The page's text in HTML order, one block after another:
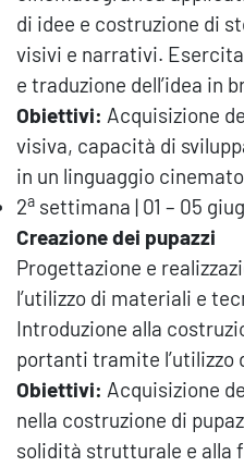
di idee e costruzione di
visivi e narrativi.
e traduzione dell’idea in
Obiettivi: Acquisizione
visiva, capacità di
in un linguaggio
2a settimana | 01 – 05
Creazione dei pupazzi
Progettazione e
l’utilizzo di materiali e
Introduzione alla
portanti tramite
Obiettivi: Acquisizione
nella costruzione di
solidità strutturale e alla